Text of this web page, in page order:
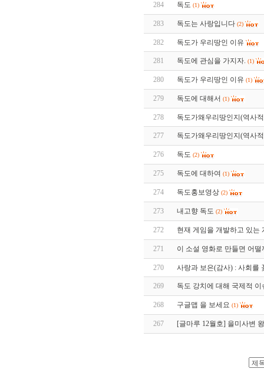
284 독도 (1)
283 독도는 사랑입니다 (2)
282 독도가 우리땅인 이유
281 독도에 관심을 가지자. (1)
280 독도가 우리땅인 이유 (1)
279 독도에 대해서 (1)
278 독도가왜우리땅인지(역사
277 독도가왜우리땅인지(역사
276 독도 (2)
275 독도에 대하여 (1)
274 독도홍보영상 (2)
273 내고향 독도 (2)
272 현재 게임을 개발하고 있
271 이 소설 영화로 만들면 어떨
270 사랑과 보은(감사) : 사회를
269 독도 강치에 대해 국제적
268 구글맵 을 보세요 (1)
267 [글마루 12월호] 을미사변